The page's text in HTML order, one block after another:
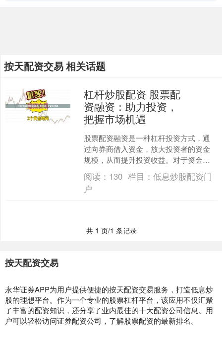
按天配资交易 相关话题
杠杆炒股配资 股票配
资融资：助力投资，
把握市场机遇
股票配资融资是一种杠杆投资方式，通
过向券商借入资金，放大投资者的资金
规模，从而提升投资收益。对于资金有
限的投资者来说，股票配资融资可以提
供以下优势： 3. 资金....
阅读： 130 栏目：低息炒股配资门
户
共 1 页/1 条记录
按天配资交易
永华证券APP为用户提供便捷的按天配资交易服务，打造低息炒
股的理想平台。作为一个专业的股票杠杆平台，该应用不仅汇聚
了丰富的配资知识，还分享了业内最佳的十大配资公司信息。用
户可以轻松访问证券配资公司，了解股票配资的最新排名。